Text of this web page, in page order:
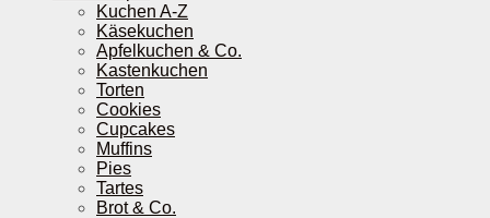
Kuchen A-Z
Käsekuchen
Apfelkuchen & Co.
Kastenkuchen
Torten
Cookies
Cupcakes
Muffins
Pies
Tartes
Brot & Co.